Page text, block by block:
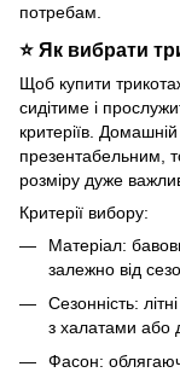
потребам.
⭐ Як вибрати
Щоб купити
сидітиме і
критеріїв.
презентабельним,
розміру дуже
Критерії вибору:
Матеріал:
залежно від
Сезонність:
з халатами або
Фасон: